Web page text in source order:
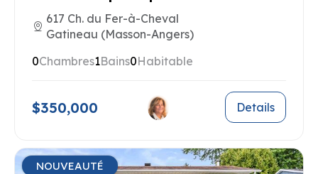
617 Ch. du Fer-à-Cheval
Gatineau (Masson-Angers)
0Chambres1Bains0Habitable
$350,000 Details
NOUVEAUTÉ